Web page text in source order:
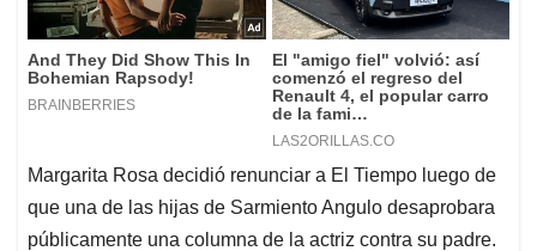
Margarita Rosa decidió renunciar a El Tiempo luego de
que una de las hijas de Sarmiento Angulo desaprobara
públicamente una columna de la actriz contra su padre.